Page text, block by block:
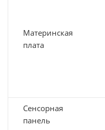
Материнская
плата
Сенсорная
панель